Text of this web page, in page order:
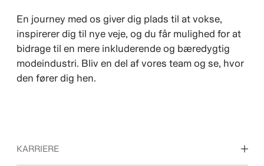
En journey med os giver dig plads til at vokse,
inspirerer dig til nye veje, og du får mulighed for at
bidrage til en mere inkluderende og bæredygtig
modeindustri. Bliv en del af vores team og se, hvor
den fører dig hen.
KARRIERE